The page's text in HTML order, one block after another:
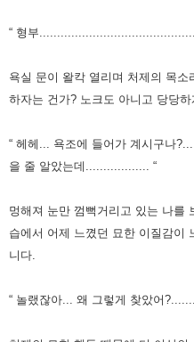
“ 형부
욕실 문이 왈칵 열리며 처제의 목
하자는 건가? 노크도 아니고 당당
“ 헤헤... 욕조에 들어가 계시구나
을 줄 알았는데.................. “
멍해져 눈만 껌뻑거리고 있는 나를
습에서 어제 느꼈던 묘한 이질감이
니다.
“ 놀랬잖아... 왜 그렇게 찾았어